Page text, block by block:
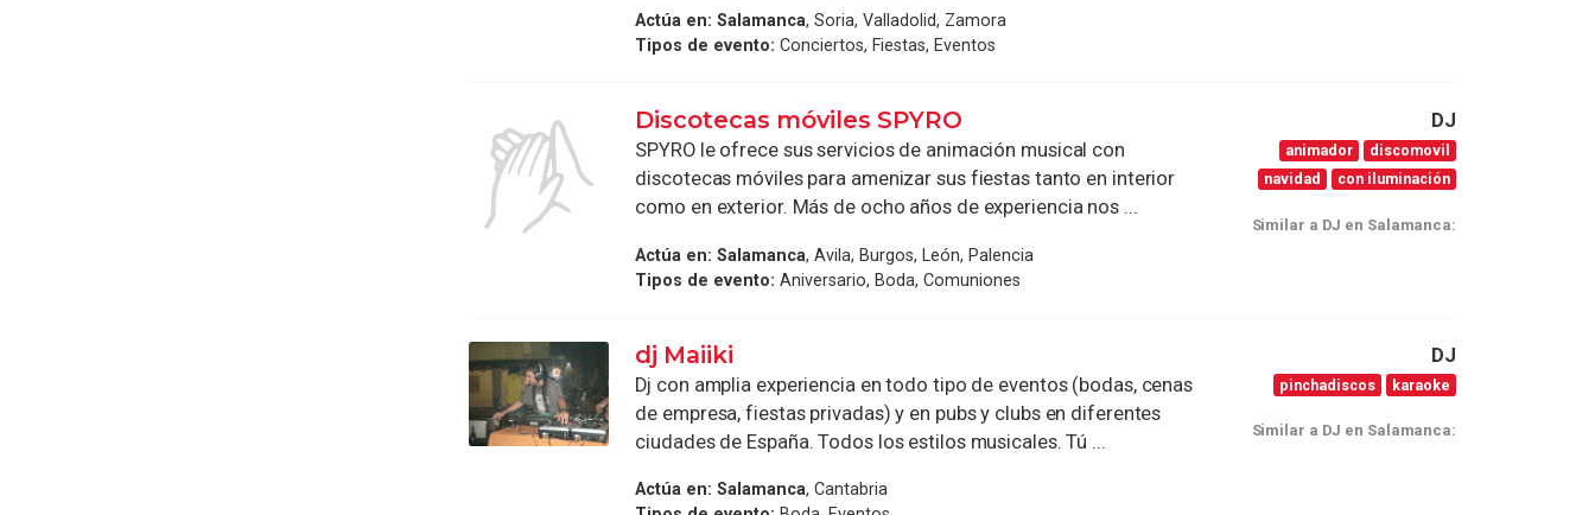
Actúa en: Salamanca, Soria, Valladolid, Zamora
Tipos de evento: Conciertos, Fiestas, Eventos
Discotecas móviles SPYRO
SPYRO le ofrece sus servicios de animación musical con
discotecas móviles para amenizar sus fiestas tanto en interior
como en exterior. Más de ocho años de experiencia nos ...
Actúa en: Salamanca, Avila, Burgos, León, Palencia
Tipos de evento: Aniversario, Boda, Comuniones
DJ
animador
discomovil
navidad
con iluminación
Similar a DJ en Salamanca:
dj Maiiki
Dj con amplia experiencia en todo tipo de eventos (bodas, cenas
de empresa, fiestas privadas) y en pubs y clubs en diferentes
ciudades de España. Todos los estilos musicales. Tú ...
Actúa en: Salamanca, Cantabria
DJ
pinchadiscos karaoke
Similar a DJ en Salamanca: